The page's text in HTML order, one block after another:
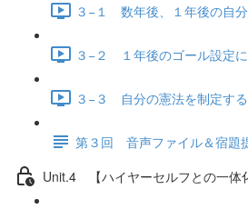
３−１ 数年後、１年後の自
３−２ １年後のゴール設定
３−３ 自分の憲法を制定す
第３回 音声ファイル＆宿題
Unit.4 【ハイヤーセルフとの一体